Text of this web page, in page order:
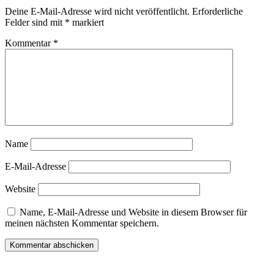
Deine E-Mail-Adresse wird nicht veröffentlicht. Erforderliche
Felder sind mit * markiert
Kommentar *
Name
E-Mail-Adresse
Website
Name, E-Mail-Adresse und Website in diesem Browser für
meinen nächsten Kommentar speichern.